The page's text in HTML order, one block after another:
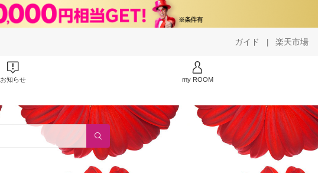
ガイド | 楽天市場
お知らせ my ROOM